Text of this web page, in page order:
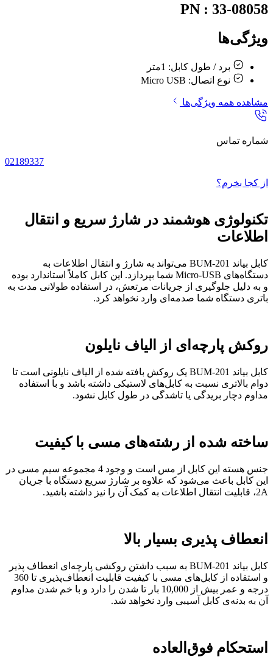
PN : 33-08058
ویژگی‌ها
برد / طول کابل: 1متر
نوع اتصال: Micro USB
مشاهده همه ویژگی‌ها
شماره تماس
02189337
از کجا بخرم؟
تکنولوژی هوشمند در شارژ سریع و انتقال
اطلاعات
کابل بیاند BUM-201 می‌تواند به شارژ و انتقال اطلاعات به
دستگاه‌های Micro-USB شما بپردازد. این کابل کاملاً استاندارد بوده
و به دلیل جلوگیری از جریانات مرتعش، در استفاده طولانی مدت به
باتری دستگاه شما صدمه‌ای وارد نخواهد کرد.
روکش پارچه‌ای از الیاف نایلون
کابل بیاند BUM-201 یک روکش بافته شده از الیاف نایلونی است تا
دوام بالاتری نسبت به کابل‌های لاستیکی داشته باشد و با استفاده
مداوم دچار بریدگی یا تاشدگی در طول کابل نشود.
ساخته شده از رشته‌های مسی با کیفیت
جنس هسته این کابل از مس است و وجود 4 مجموعه سیم مسی در
این کابل باعث می‌شود که علاوه بر شارژ سریع دستگاه با جریان
2A، قابلیت انتقال اطلاعات به کمک آن را نیز داشته باشید.
انعطاف پذیری بسیار بالا
کابل بیاند BUM-201 به سبب داشتن روکشی پارچه‌ای انعطاف پذیر
و استفاده از کابل‌های مسی با کیفیت قابلیت انعطاف‌پذیری تا 360
درجه و عمر بیش از 10,000 بار تا شدن را دارد و با خم شدن مداوم
آن به بدنه‌ی کابل آسیبی وارد نخواهد شد.
استحکام فوق‌العاده